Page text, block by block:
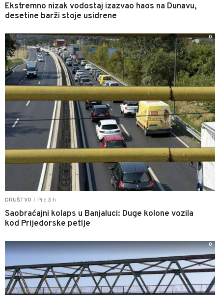
Ekstremno nizak vodostaj izazvao haos na Dunavu,
desetine barži stoje usidrene
DRUŠTVO Pre 3 h
Saobraćajni kolaps u Banjaluci: Duge kolone vozila
kod Prijedorske petlje
0
0